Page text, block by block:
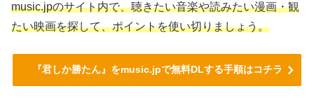
music.jpのサイト内で、聴きたい音楽や読みたい漫画・観
たい映画を探して、ポイントを使い切りましょう。
『君しか勝たん』をmusic.jpで無料DLする手順はコチラ